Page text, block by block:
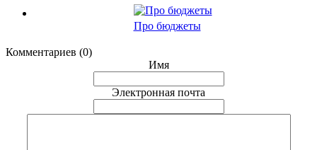
Про бюджеты
Комментариев (0)
Имя
Электронная почта